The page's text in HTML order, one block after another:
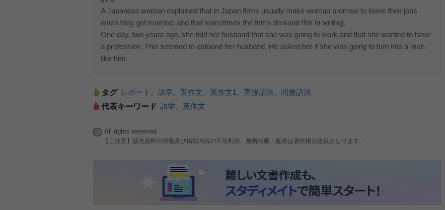
A Japanese woman explained that in Japan firms usually make woman promise to leave their jobs
when they get married, and that sometimes the firms demand this in writing.
One day, two years ago, she told her husband that she was going to work and that she wanted to have
a profession. This seemed to astound her husband. He asked her if she was going to turn into a man
like him.
タグ レポート 語学 英作文 英作文1 直接話法
間接話法
代表キーワード 語学 英作文
All rights reserved.
【ご注意】該当資料の情報及び掲載内容の不法利用、無断転載・配布は著作権法違反となります。